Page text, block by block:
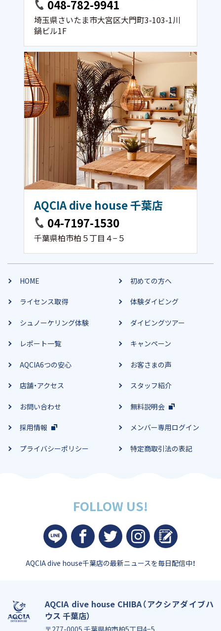
048-782-9941
埼玉県さいたま市大宮区大門町3-103-1川
鍋ビル1F
AQCIA dive house 千葉店
04-7197-1530
千葉県柏市柏５丁目４−５
HOME 初めての方へ
ライセンス取得 体験ダイビング
シュノーケリング体験 ダイビングツアー
レポート一覧 キャンペーン
AQCIA6つの安心 お客さまの声
店舗・アクセス スタッフ紹介
お問い合わせ 無料説明会
採用情報 メンバー専用ログイン
プライバシーポリシー 特定商取引法の表記
FOLLOW US!
AQCIA dive house千葉店の最新ニュースを毎日配信中！
AQCIA dive house CHIBA（アクシアダイブハ
ウス 千葉店）
〒277-0005 千葉県柏市柏5丁目4−5